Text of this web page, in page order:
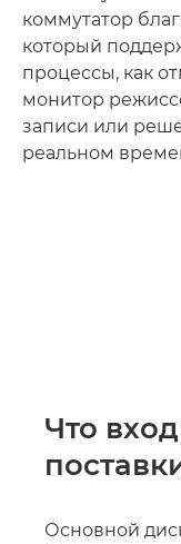
коммутатор
который
процессы, как
монитор
записи или
реальном
Что
Основной